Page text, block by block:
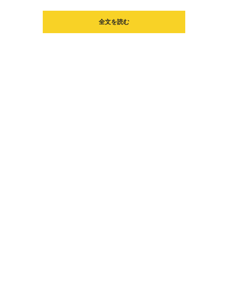
全文を読む